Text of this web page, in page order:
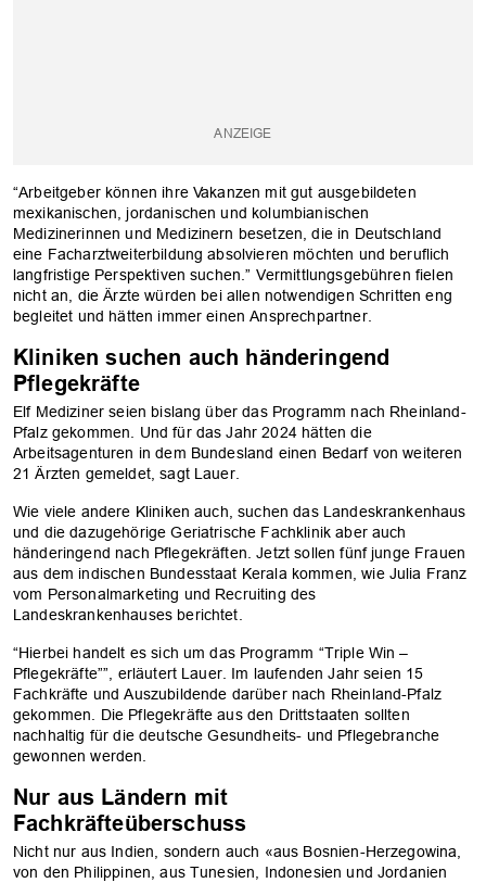
“Arbeitgeber können ihre Vakanzen mit gut ausgebildeten
mexikanischen, jordanischen und kolumbianischen
Medizinerinnen und Medizinern besetzen, die in Deutschland
eine Facharztweiterbildung absolvieren möchten und beruflich
langfristige Perspektiven suchen.” Vermittlungsgebühren fielen
nicht an, die Ärzte würden bei allen notwendigen Schritten eng
begleitet und hätten immer einen Ansprechpartner.
Kliniken suchen auch händeringend
Pflegekräfte
Elf Mediziner seien bislang über das Programm nach Rheinland-
Pfalz gekommen. Und für das Jahr 2024 hätten die
Arbeitsagenturen in dem Bundesland einen Bedarf von weiteren
21 Ärzten gemeldet, sagt Lauer.
Wie viele andere Kliniken auch, suchen das Landeskrankenhaus
und die dazugehörige Geriatrische Fachklinik aber auch
händeringend nach Pflegekräften. Jetzt sollen fünf junge Frauen
aus dem indischen Bundesstaat Kerala kommen, wie Julia Franz
vom Personalmarketing und Recruiting des
Landeskrankenhauses berichtet.
“Hierbei handelt es sich um das Programm “Triple Win –
Pflegekräfte””, erläutert Lauer. Im laufenden Jahr seien 15
Fachkräfte und Auszubildende darüber nach Rheinland-Pfalz
gekommen. Die Pflegekräfte aus den Drittstaaten sollten
nachhaltig für die deutsche Gesundheits- und Pflegebranche
gewonnen werden.
Nur aus Ländern mit
Fachkräfteüberschuss
Nicht nur aus Indien, sondern auch «aus Bosnien-Herzegowina,
von den Philippinen, aus Tunesien, Indonesien und Jordanien